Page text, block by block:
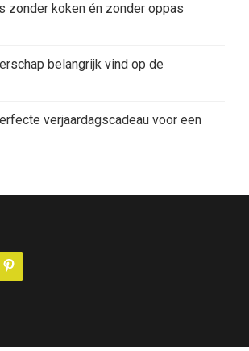
zonder koken én zonder oppas
belangrijk vind op de
verjaardagscadeau voor een